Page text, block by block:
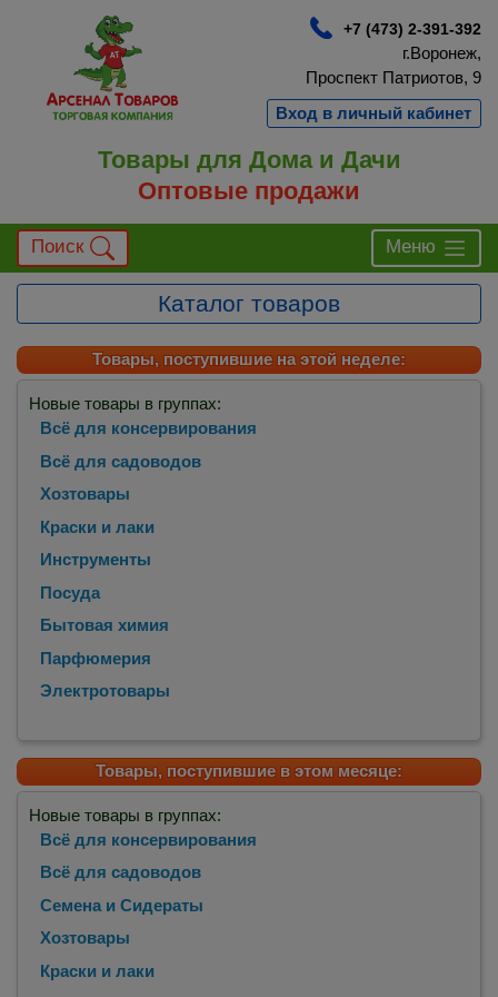
+7 (473) 2-391-392
г.Воронеж,
Проспект Патриотов, 9
Вход в личный кабинет
Товары для Дома и Дачи
Оптовые продажи
Поиск Меню
Каталог товаров
Товары, поступившие на этой неделе:
Новые товары в группах:
Всё для консервирования
Всё для садоводов
Хозтовары
Краски и лаки
Инструменты
Посуда
Бытовая химия
Парфюмерия
Электротовары
Товары, поступившие в этом месяце:
Новые товары в группах:
Всё для консервирования
Всё для садоводов
Семена и Сидераты
Хозтовары
Краски и лаки